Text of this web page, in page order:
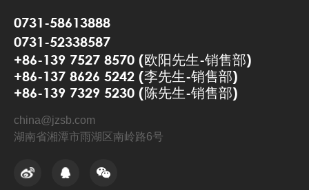
0731-58613888
0731-52338587
+86-139 7527 8570 (欧阳先生-销售部)
+86-137 8626 5242 (李先生-销售部)
+86-139 7329 5230 (陈先生-销售部)
china@jzsb.com
湖南省湘潭市雨湖区南岭路6号